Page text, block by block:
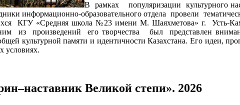
В рамках популяризации культурного
информационно-образовательного отдела провели
КГУ «Средняя школа №23 имени М. Шаяхметова» г. Усть-
из произведений его творчества был представлен
культурной памяти и идентичности Казахстана. Его идеи,
условиях.
Великой степи». 2026